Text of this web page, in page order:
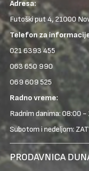
Adresa:
Futoški put 4, 21000
Telefon za
021 6393 455
063 650 990
069 609 525
Radno vreme:
Radnim danima: 08:00 -
Subotom i nedeljom:
PRODAVNICA